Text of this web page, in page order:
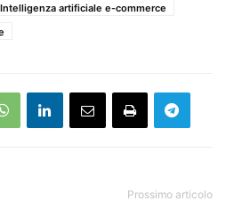
Intelligenza artificiale e-commerce
Prossimo articolo